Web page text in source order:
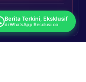
Berita Terkini, Eksklusif
di WhatsApp Resolusi.co